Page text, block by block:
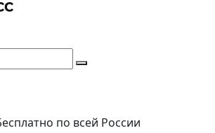
по всей России